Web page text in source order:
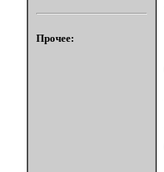
Прочее: